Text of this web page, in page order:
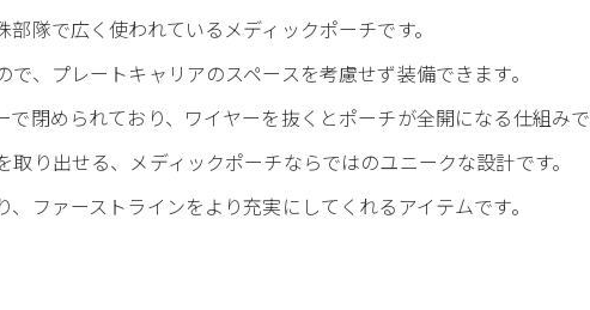
隊で広く使われているメディックポーチです。
、プレートキャリアのスペースを考慮せず装備できます。
で閉められており、ワイヤーを抜くとポーチが全開になる仕組み
り出せる、メディックポーチならではのユニークな設計です。
ファーストラインをより充実にしてくれるアイテムです。